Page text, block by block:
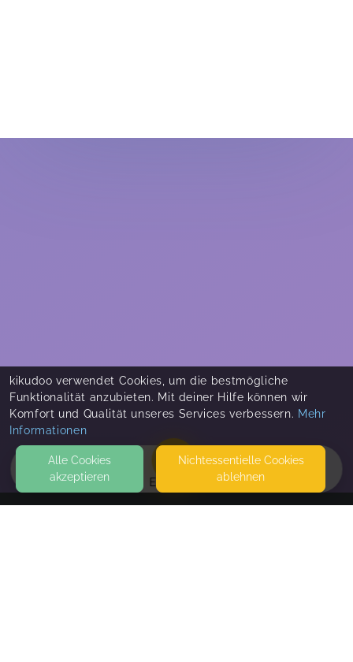
EVENTS
kikudoo verwendet Cookies, um die bestmögliche
Funktionalität anzubieten. Mit deiner Hilfe können wir
Komfort und Qualität unseres Services verbessern. Mehr
Informationen
Alle Cookies
akzeptieren
Nicht­essentielle Cookies
ablehnen